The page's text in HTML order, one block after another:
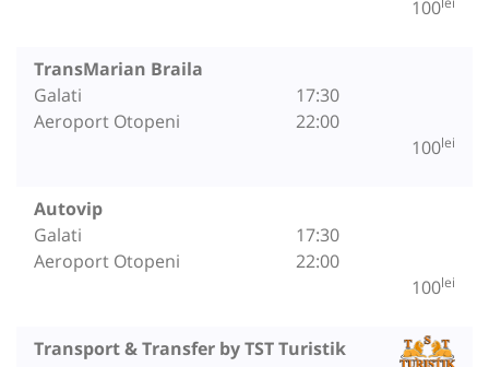
100
TransMarian Braila
Galati
Aeroport Otopeni
17:30
22:00
100lei
Autovip
Galati
Aeroport Otopeni
17:30
22:00
100lei
Transport & Transfer by TST Turistik